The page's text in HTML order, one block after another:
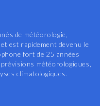
de météorologie,
est rapidement devenu le
fort de 25 années
météorologiques,
climatologiques.